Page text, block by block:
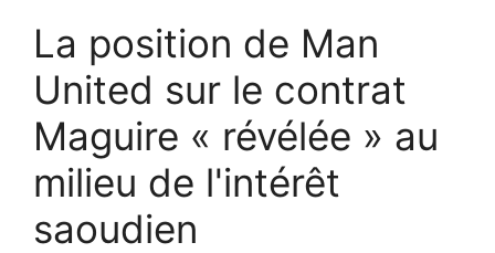
La position de Man
United sur le contrat
Maguire « révélée » au
milieu de l'intérêt
saoudien